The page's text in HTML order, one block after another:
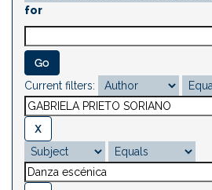
for
Current filters: